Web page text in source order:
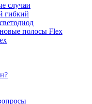
случаи
гибкий
полосы Flex